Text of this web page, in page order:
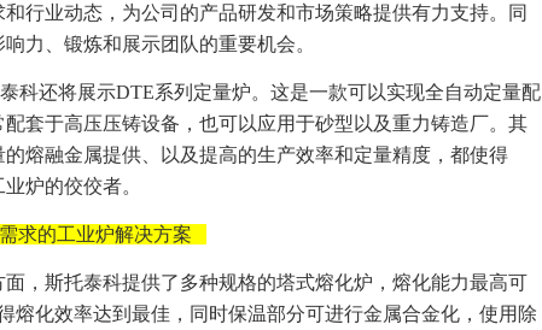
行业动态，为公司的产品研发和市场策略提供有力支持。同
力、锻炼和展示团队的重要机会。
科还将展示DTE系列定量炉。这是一款可以实现全自动定量配
套于高压压铸设备，也可以应用于砂型以及重力铸造厂。其
熔融金属提供、以及提高的生产效率和定量精度，都使得
炉的佼佼者。
求的工业炉解决方案
，斯托泰科提供了多种规格的塔式熔化炉，熔化能力最高可
熔化效率达到最佳，同时保温部分可进行金属合金化，使用除